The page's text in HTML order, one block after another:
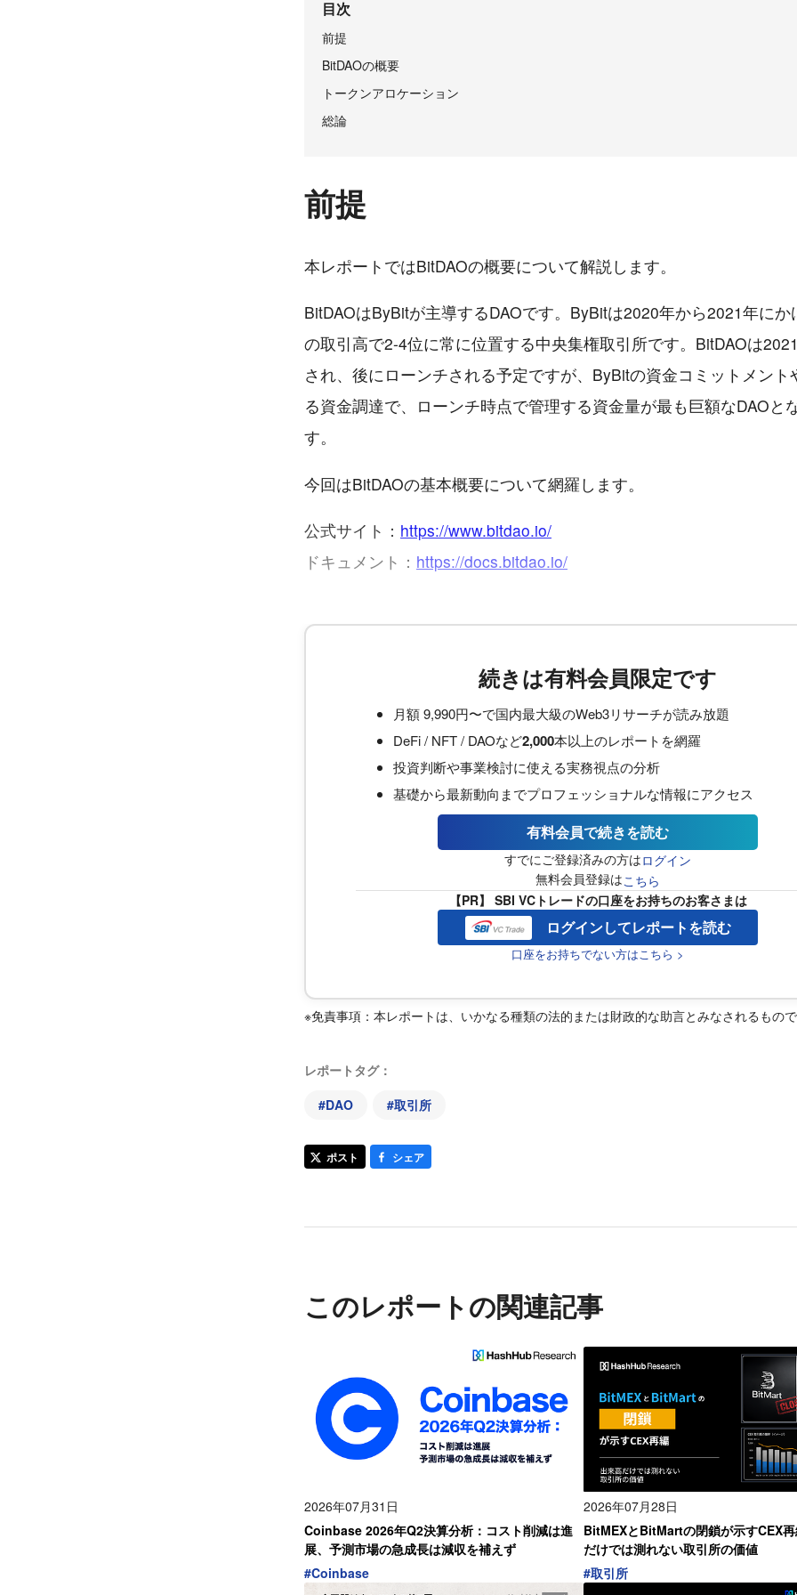
目次
前提
BitDAOの概要
トークンアロケーション
総論
前提
本レポートではBitDAOの概要について解説します。
BitDAOはByBitが主導するDAOです。ByBitは2020年から2021年にか
の取引高で2-4位に常に位置する中央集権取引所です。BitDAOは
され、後にローンチされる予定ですが、ByBitの資金コミットメント
る資金調達で、ローンチ時点で管理する資金量が最も巨額なDAOと
す。
今回はBitDAOの基本概要について網羅します。
公式サイト： https://www.bitdao.io/
ドキュメント： https://docs.bitdao.io/
続きは有料会員限定です
月額 9,990円〜で国内最大級のWeb3リサーチが読み放題
DeFi / NFT / DAOなど2,000本以上のレポートを網羅
投資判断や事業検討に使える実務視点の分析
基礎から最新動向までプロフェッショナルな情報にアクセス
有料会員で続きを読む
すでにご登録済みの方はログイン
無料会員登録はこちら
【PR】 SBI VCトレードの口座をお持ちのお客さまは
ログインしてレポートを読む
口座をお持ちでない方はこちら >
※免責事項：本レポートは、いかなる種類の法的または財政的な助言とみなされるもので
レポートタグ：
#DAO #取引所
ポスト シェア
このレポートの関連記事
2026年07月31日
Coinbase 2026年Q2決算分析：コスト削減は進
展、予測市場の急成長は減収を補えず
#Coinbase
2026年07月28日
BitMEXとBitMartの閉鎖が示すCEX
だけでは測れない取引所の価値
#取引所